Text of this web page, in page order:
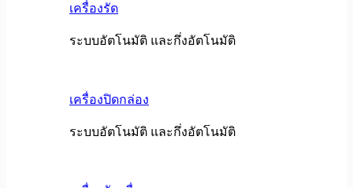
เครื่องรัด
ระบบอัตโนมัติ และกึ่งอัตโนมัติ
เครื่องปิดกล่อง
ระบบอัตโนมัติ และกึ่งอัตโนมัติ